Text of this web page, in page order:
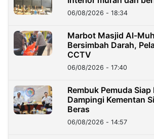
06/08/2026 - 18:34
Marbot Masjid Al-
Bersimbah Darah,
CCTV
06/08/2026 - 17:40
Rembuk Pemuda
Dampingi Kementan
Beras
06/08/2026 - 14:57